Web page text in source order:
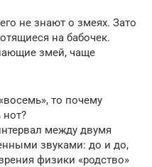
не знают о змеях. Зато
на бабочек.
змей, чаще
то почему
нот?
между двумя
звуками: до и до,
физики «родство»